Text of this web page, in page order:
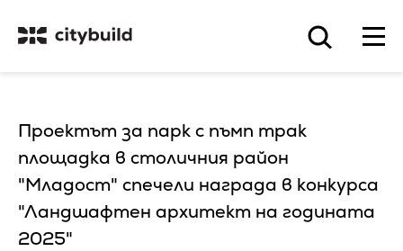
Проектът за парк с пъмп трак
площадка в столичния район
"Младост" спечели награда в конкурса
"Ландшафтен архитект на годината
2025"